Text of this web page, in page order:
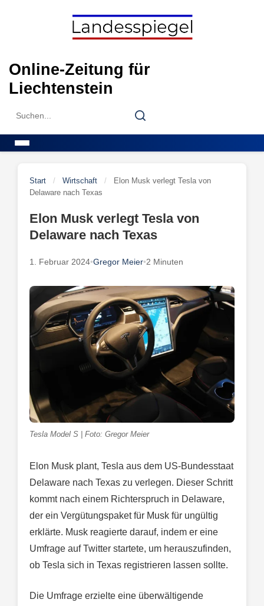
Online-Zeitung für
Liechtenstein
Search
Search
Start / Wirtschaft /
Elon Musk verlegt Tesla von
Delaware nach Texas
Elon Musk verlegt Tesla von
Delaware nach Texas
1. Februar 2024•Gregor Meier•2 Minuten
Tesla Model S | Foto: Gregor Meier
Elon Musk plant, Tesla aus dem US-Bundesstaat
Delaware nach Texas zu verlegen. Dieser Schritt
kommt nach einem Richterspruch in Delaware,
der ein Vergütungspaket für Musk für ungültig
erklärte. Musk reagierte darauf, indem er eine
Umfrage auf Twitter startete, um herauszufinden,
ob Tesla sich in Texas registrieren lassen sollte.
Die Umfrage erzielte eine überwältigende